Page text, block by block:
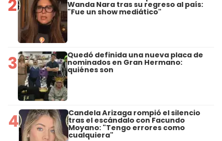
2 Wanda Nara tras su regreso al país:
"Fue un show mediático"
3 Quedó definida una nueva placa de
nominados en Gran Hermano:
quiénes son
4 Candela Arizaga rompió el silencio
tras el escándalo con Facundo
Moyano: "Tengo errores como
cualquiera"